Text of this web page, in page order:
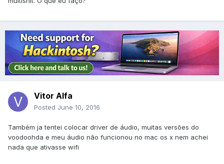
Vitor Alfa
Posted June 10, 2016
Também ja tentei colocar driver de áudio, muitas versões do
voodoohda e meu áudio não funcionou no mac os x nem achei
nada que ativasse wifi